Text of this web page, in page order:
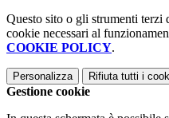
Questo sito o gli strumenti terzi
cookie necessari al
COOKIE POLICY.
Personalizza Rifiuta tutti i
Gestione cookie